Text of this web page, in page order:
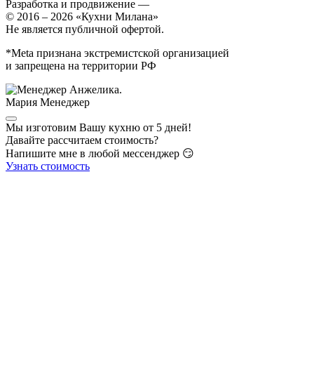
Разработка и продвижение —
© 2016 – 2026 «Кухни Милана»
Не является публичной офертой.
*Meta признана экстремистской организацией
и запрещена на территории РФ
Мария Менеджер
Мы изготовим Вашу кухню от 5 дней!
Давайте рассчитаем стоимость?
Напишите мне в любой мессенджер 😏
Узнать стоимость